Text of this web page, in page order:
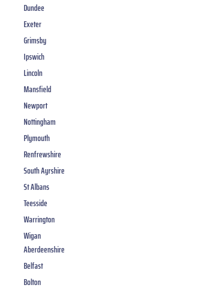
Dundee
Exeter
Grimsby
Ipswich
Lincoln
Mansfield
Newport
Nottingham
Plymouth
Renfrewshire
South Ayrshire
St Albans
Teesside
Warrington
Wigan
Aberdeenshire
Belfast
Bolton